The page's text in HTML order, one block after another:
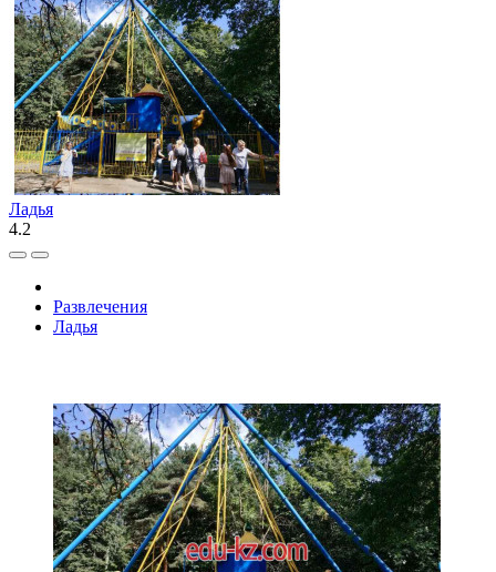
Ладья
4.2
Развлечения
Ладья